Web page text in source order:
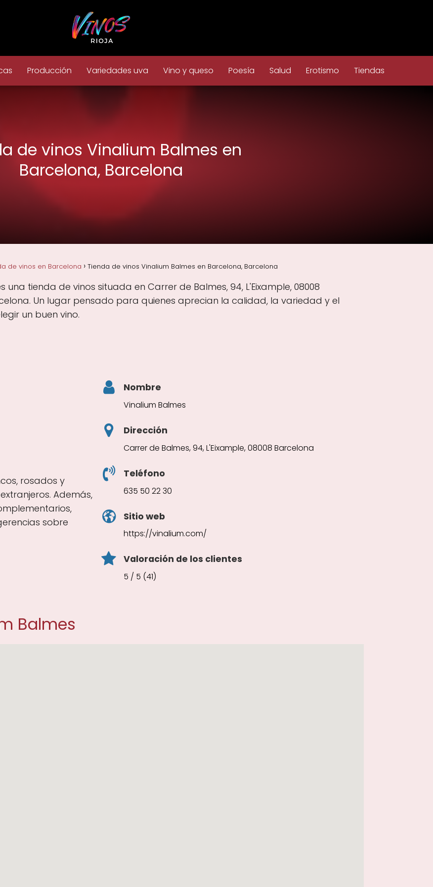
Producción Variedades uva Vino y queso Poesía Salud Erotismo Tiendas
de vinos Vinalium Balmes en
Barcelona, Barcelona
de vinos en Barcelona Tienda de vinos Vinalium Balmes en Barcelona, Barcelona
una tienda de vinos situada en Carrer de Balmes, 94, L'Eixample, 08008
Un lugar pensado para quienes aprecian la calidad, la variedad y el
un buen vino.
rosados y
Además,
sobre
Nombre
Vinalium Balmes
Dirección
Carrer de Balmes, 94, L'Eixample, 08008 Barcelona
Teléfono
635 50 22 30
Sitio web
https://vinalium.com/
Valoración de los clientes
5 / 5 (41)
Balmes